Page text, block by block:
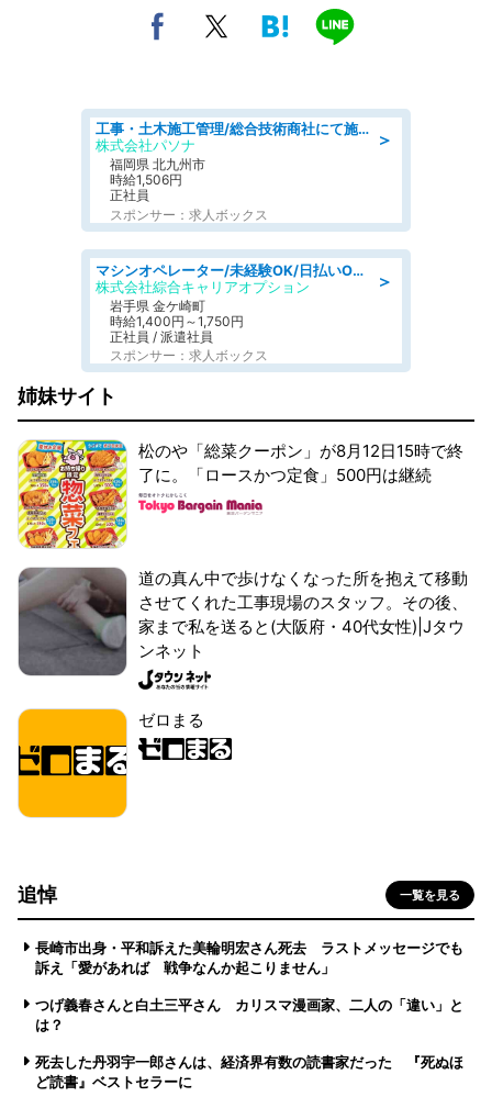
＞
工事・土木施工管理/総合技術商社にて施工管理のお仕事/即日勤務可/車通勤可/工事・土木施工管理/生産・品質管理
株式会社パソナ
福岡県 北九州市
時給1,506円
正社員
スポンサー：求人ボックス
＞
マシンオペレーター/未経験OK/日払いOK/寮完備/交替制/20・30・40代活躍中
株式会社綜合キャリアオプション
岩手県 金ケ崎町
時給1,400円～1,750円
正社員 / 派遣社員
スポンサー：求人ボックス
姉妹サイト
松のや「総菜クーポン」が8月12日15時で終
了に。「ロースかつ定食」500円は継続
道の真ん中で歩けなくなった所を抱えて移動
させてくれた工事現場のスタッフ。その後、
家まで私を送ると(大阪府・40代女性)|Jタウ
ンネット
ゼロまる
追悼 一覧を見る
長崎市出身・平和訴えた美輪明宏さん死去 ラストメッセージでも
訴え「愛があれば 戦争なんか起こりません」
つげ義春さんと白土三平さん カリスマ漫画家、二人の「違い」と
は？
死去した丹羽宇一郎さんは、経済界有数の読書家だった 『死ぬほ
ど読書』ベストセラーに